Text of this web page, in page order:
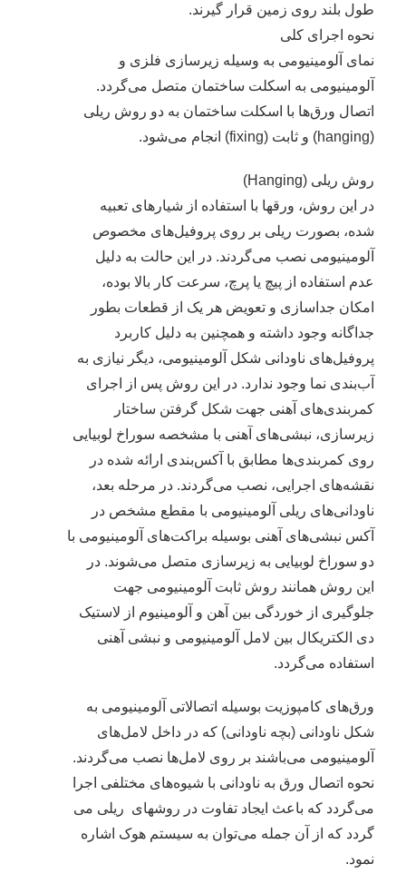
طول بلند روی زمین قرار گیرند.
نحوه اجرای کلی
نمای آلومینیومی به وسیله زیرسازی فلزی و
آلومینیومی به اسکلت ساختمان متصل می‌گردد.
اتصال ورق‌ها با اسکلت ساختمان به دو روش ریلی
(hanging) و ثابت (fixing) انجام می‌شود.
روش ریلی (Hanging)
در این روش، ورقها با استفاده از شیارهای تعبیه
شده، بصورت ریلی بر روی پروفیل‌های مخصوص
آلومینیومی نصب می‌گردند. در این حالت به دلیل
عدم استفاده از پیچ یا پرچ، سرعت کار بالا بوده،
امکان جداسازی و تعویض هر یک از قطعات بطور
جداگانه وجود داشته و همچنین به دلیل کاربرد
پروفیل‌های ناودانی شکل آلومینیومی، دیگر نیازی به
آب‌بندی نما وجود ندارد. در این روش پس از اجرای
کمربندی‌های آهنی جهت شکل گرفتن ساختار
زیرسازی، نبشی‌های آهنی با مشخصه سوراخ لوبیایی
روی کمربندی‌ها مطابق با آکس‌بندی ارائه شده در
نقشه‌های اجرایی، نصب می‌گردند. در مرحله بعد،
ناودانی‌های ریلی آلومینیومی با مقطع مشخص در
آکس نبشی‌های آهنی بوسیله براکت‌های آلومینیومی با
دو سوراخ لوبیایی به زیرسازی متصل می‌شوند. در
این روش همانند روش ثابت آلومینیومی جهت
جلوگیری از خوردگی بین آهن و آلومینیوم از لاستیک
دی الکتریکال بین لامل آلومینیومی و نبشی آهنی
استفاده می‌گردد.
ورق‌های کامپوزیت بوسیله اتصالاتی آلومینیومی به
شکل ناودانی (بچه ناودانی) که در داخل لامل‌های
آلومینیومی می‌باشند بر روی لامل‌ها نصب می‌گردند.
نحوه اتصال ورق به ناودانی با شیوه‌های مختلفی اجرا
می‌گردد که باعث ایجاد تفاوت در روشهای ریلی می
گردد که از آن جمله می‌توان به سیستم هوک اشاره
نمود.